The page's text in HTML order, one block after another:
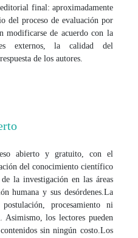
final: aproximadamente
del proceso de evaluación por
modificarse de acuerdo con la
externos, la calidad del
de los autores.
abierto y gratuito, con el
del conocimiento científico
la investigación en las áreas
humana y sus desórdenes. La
procesamiento ni
los lectores pueden
sin ningún costo. Los